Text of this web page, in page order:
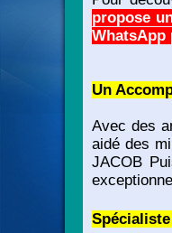
propose
WhatsApp
Un
Avec des
aidé des
JACOB